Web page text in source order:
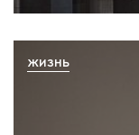
ЖИЗНЬ